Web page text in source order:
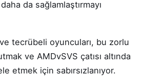
da sağlamlaştırmayı
tecrübeli oyuncuları, bu zorlu
ve AMDvSVS çatısı altında
etmek için sabırsızlanıyor.